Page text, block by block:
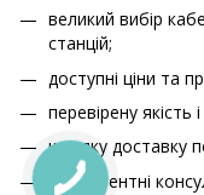
великий вибір
станцій;
доступні ціни та
перевірену якість
швидку доставку
компетентні